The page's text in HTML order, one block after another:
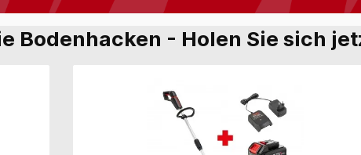
Bodenhacken - Holen Sie sich